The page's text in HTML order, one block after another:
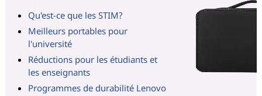
Qu'est-ce que les STIM?
Meilleurs portables pour
l'université
Réductions pour les étudiants et
les enseignants
Programmes de durabilité Lenovo